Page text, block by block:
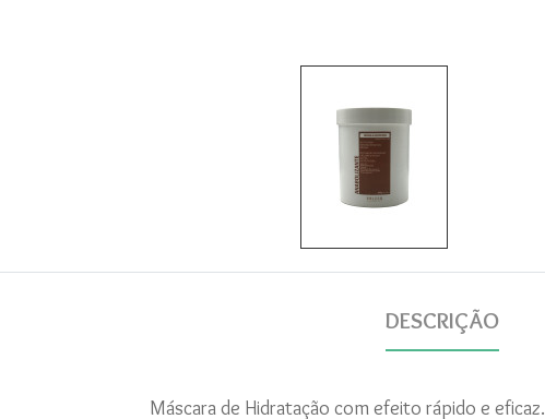
DESCRIÇÃO
Máscara de Hidratação com efeito rápido e eficaz.